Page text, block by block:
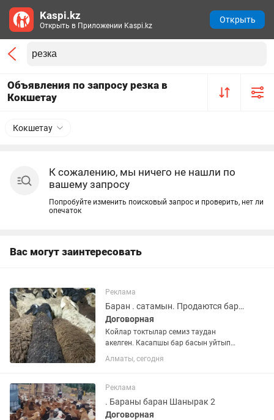
Объявления по запросу резка в
Кокшетау
Кокшетау
К сожалению, мы ничего не нашли по
вашему запросу
Попробуйте изменить поисковый запрос и проверить, нет ли
опечаток
Вас могут заинтересовать
Реклама
Баран . сатамын. Продаются бараны
Договорная
Койлар токтылар семиз таудан
акелген. Касапшы бар басын уйтып
жлктеп береди тегин. Алуга- шалуга
болады.( 24/7) Продаются бараны всех
доставка бесплатная. г Алматы...
Алматы, сегодня
Реклама
. Бараны баран Шанырак 2
Договорная
Kaspi.kz
Открыть в Приложении Kaspi.kz
Открыть